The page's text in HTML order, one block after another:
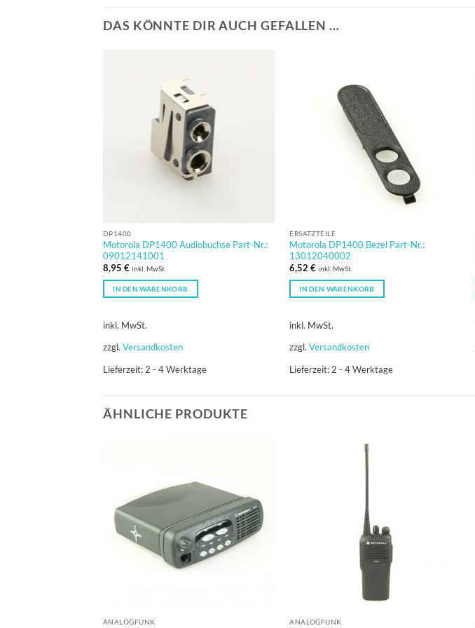
DAS KÖNNTE DIR AUCH GEFALLEN …
DP1400
Motorola DP1400 Audiobuchse Part-Nr.:
09012141001
8,95 € inkl. MwSt.
IN DEN WARENKORB
inkl. MwSt.
zzgl. Versandkosten
Lieferzeit: 2 - 4 Werktage
ERSATZTEILE
Motorola DP1400 Bezel Part-Nr.:
13012040002
6,52€ inkl. MwSt.
IN DEN WARENKORB
inkl. MwSt.
zzgl.Versandkosten
Lieferzeit: 2 - 4 Werktage
ÄHNLICHE PRODUKTE
ANALOGFUNK ANALOGFUNK